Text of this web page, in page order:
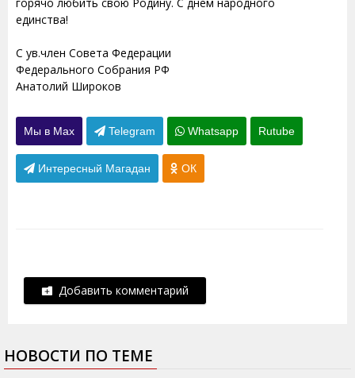
единства!
С ув.член Совета Федерации
Федерального Собрания РФ
Анатолий Широков
Мы в Max Telegram Whatsapp Rutube
Интересный Магадан ОК
Добавить комментарий
НОВОСТИ ПО ТЕМЕ